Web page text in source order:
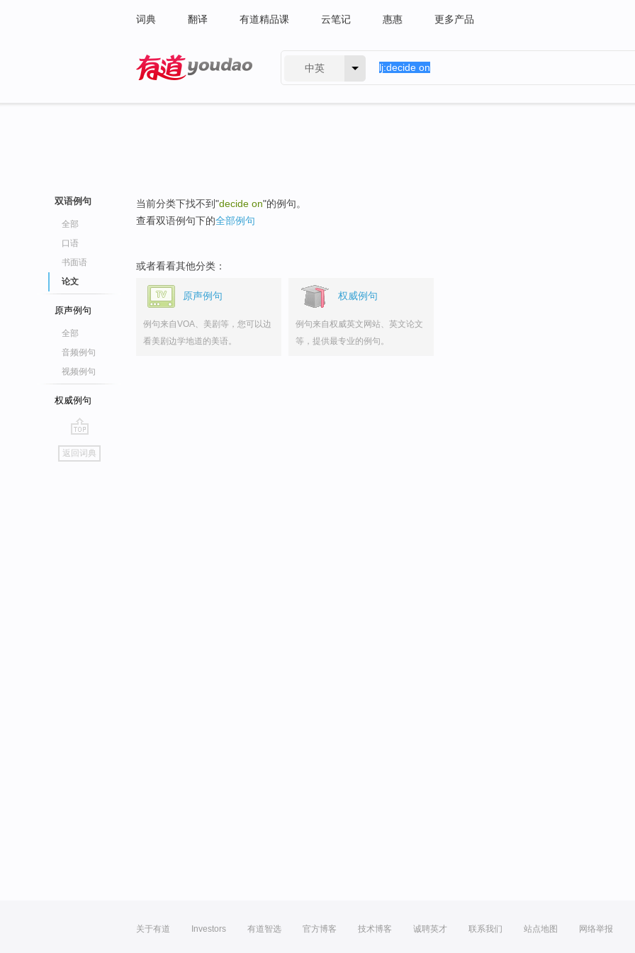
词典 翻译 有道精品课 云笔记 惠惠 更多产品
中英
双语例句
全部
口语
书面语
论文
原声例句
全部
音频例句
视频例句
权威例句
go
top
返回词典
当前分类下找不到"decide on"的例句。
查看双语例句下的全部例句
或者看看其他分类：
原声例句
例句来自VOA、美剧等，您可以边
看美剧边学地道的美语。
权威例句
例句来自权威英文网站、英文论文
等，提供最专业的例句。
关于有道 Investors 有道智选 官方博客 技术博客 诚聘英才 联系我们 站点地图 网络举报